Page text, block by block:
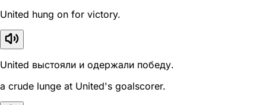
United hung on for victory.
United выстояли и одержали победу.
a crude lunge at United's goalscorer.